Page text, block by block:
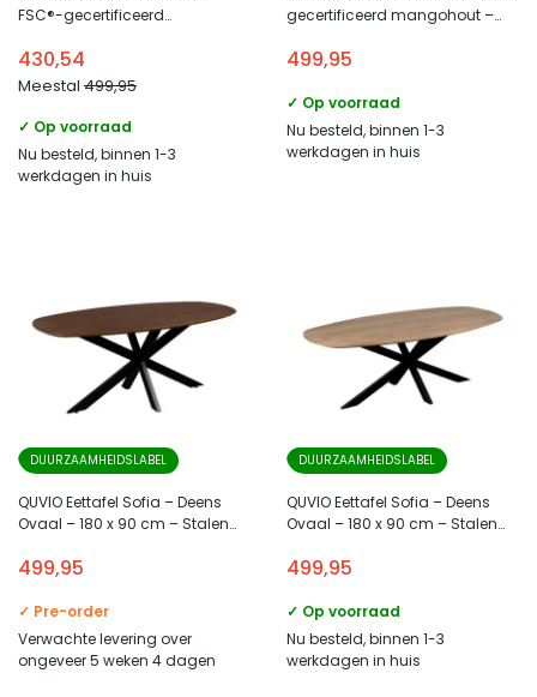
FSC®-gecertificeerd
180×100 cm – Naturel
430,54
Meestal 499,95
✓ Op voorraad
Nu besteld, binnen 1-3
werkdagen in huis
gecertificeerd mangohout –
Bruin
499,95
✓ Op voorraad
Nu besteld, binnen 1-3
werkdagen in huis
DUURZAAMHEIDSLABEL
QUVIO Eettafel Sofia – Deens
Ovaal – 180 x 90 cm – Stalen
mangohout – Bruin
499,95
✓ Pre-order
Verwachte levering over
ongeveer 5 weken 4 dagen
DUURZAAMHEIDSLABEL
QUVIO Eettafel Sofia – Deens
Ovaal – 180 x 90 cm – Stalen
mangohout – Naturel
499,95
✓ Op voorraad
Nu besteld, binnen 1-3
werkdagen in huis